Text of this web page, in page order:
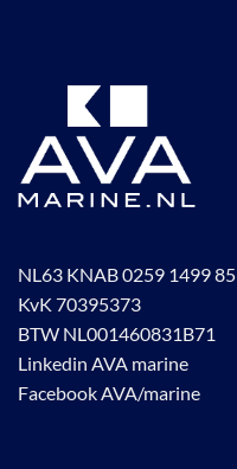
NL63 KNAB 0259 1499 85
KvK 70395373
BTW NL001460831B71
Linkedin AVA marine
Facebook AVA/marine